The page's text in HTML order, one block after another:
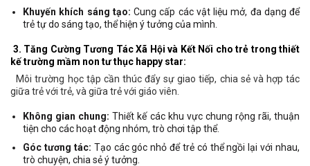
Khuyến khích sáng tạo: Cung cấp các vật liệu mở, đa dạng để
trẻ tự do sáng tạo, thể hiện ý tưởng của mình.
3. Tăng Cường Tương Tác Xã Hội và Kết Nối cho trẻ trong thiết
kế trường mầm non tư thục happy star:
Môi trường học tập cần thúc đẩy sự giao tiếp, chia sẻ và hợp tác
giữa trẻ với trẻ, và giữa trẻ với giáo viên.
Không gian chung: Thiết kế các khu vực chung rộng rãi, thuận
tiện cho các hoạt động nhóm, trò chơi tập thể.
Góc tương tác: Tạo các góc nhỏ để trẻ có thể ngồi lại với nhau,
trò chuyện, chia sẻ ý tưởng.